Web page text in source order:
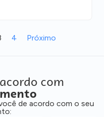
4 Próximo
com
de acordo com o seu